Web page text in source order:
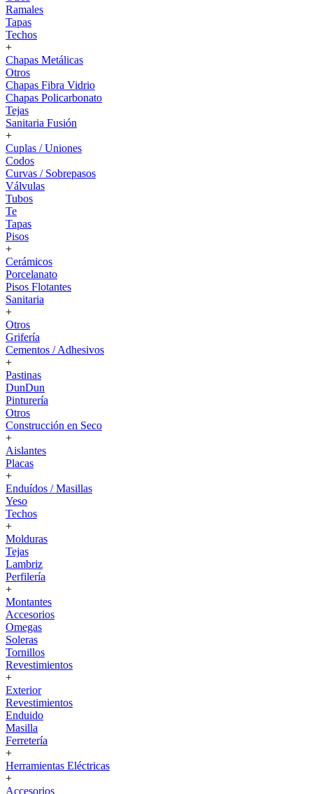
Ramales
Tapas
Techos
+
Chapas Metálicas
Otros
Chapas Fibra Vidrio
Chapas Policarbonato
Tejas
Sanitaria Fusión
+
Cuplas / Uniones
Codos
Curvas / Sobrepasos
Válvulas
Tubos
Te
Tapas
Pisos
+
Cerámicos
Porcelanato
Pisos Flotantes
Sanitaria
+
Otros
Grifería
Cementos / Adhesivos
+
Pastinas
DunDun
Pinturería
Otros
Construcción en Seco
+
Aislantes
Placas
+
Enduídos / Masillas
Yeso
Techos
+
Molduras
Tejas
Lambriz
Perfilería
+
Montantes
Accesorios
Omegas
Soleras
Tornillos
Revestimientos
+
Exterior
Revestimientos
Enduido
Masilla
Ferretería
+
Herramientas Eléctricas
+
Accesorios